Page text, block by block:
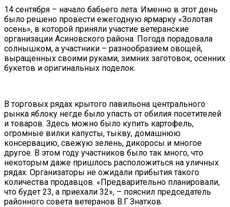
14 сентября – начало бабьего лета. Именно в этот день
было решено провести ежегодную ярмарку «Золотая
осень», в которой приняли участие ветеранские
организации Асиновского района. Погода порадовала
солнышком, а участники – разнообразием овощей,
выращенных своими руками, зимних заготовок, осенних
букетов и оригинальных поделок.
В торговых рядах крытого павильона центрального
рынка яблоку негде было упасть от обилия посетителей
и товаров. Здесь можно было купить картофель,
огромные вилки капусты, тыкву, домашнюю
консервацию, свежую зелень, дикоросы и многое
другое. В этом году участников было так много, что
некоторым даже пришлось расположиться на уличных
рядах. Организаторы не ожидали прибытия такого
количества продавцов. «Предварительно планировали,
что будет 23, а приехали 32», – пояснил председатель
районного совета ветеранов В.Г.Знатков.